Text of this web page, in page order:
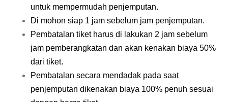
untuk mempermudah penjemputan.
Di mohon siap 1 jam sebelum jam penjemputan.
Pembatalan tiket harus di lakukan 2 jam sebelum
jam pemberangkatan dan akan kenakan biaya 50%
dari tiket.
Pembatalan secara mendadak pada saat
penjemputan dikenakan biaya 100% penuh sesuai